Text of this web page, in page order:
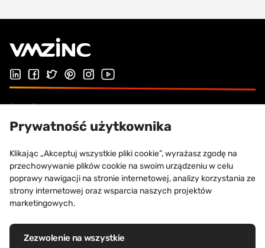
Follow us on LinkedIn
Obserwuj nas na Facebook
Follow us on Twitter
Follow us on Pinterest
Follow us on Instagram
Odwiedź nasz kanał Youtube
Serwis
Rozwiązania dla budownictwa
VMZINC
Kontakt
Zarejestrowane znaki towarowe: VM Building Solutions®, VMZINC®,
Prywatność użytkownika
Klikając „Akceptuj wszystkie pliki cookie”, wyrażasz zgodę na
przechowywanie plików cookie na swoim urządzeniu w celu
poprawy nawigacji na stronie internetowej, analizy korzystania ze
strony internetowej oraz wsparcia naszych projektów
marketingowych.
Zezwolenie na wszystkie